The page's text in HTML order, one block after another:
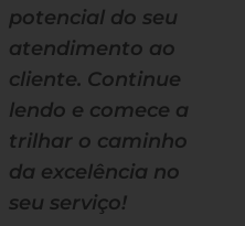
potencial do seu
atendimento ao
cliente. Continue
lendo e comece a
trilhar o caminho
da excelência no
seu serviço!